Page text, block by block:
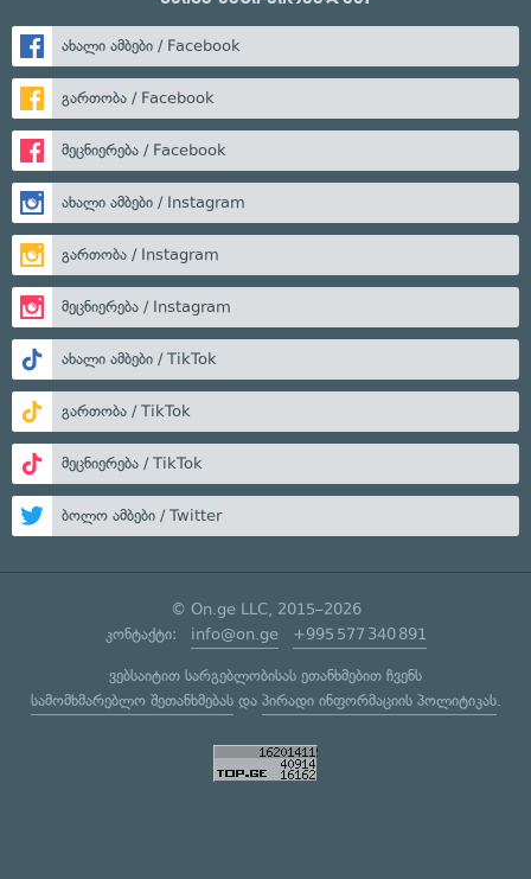
ახალი ამბები / Facebook
გართობა / Facebook
მეცნიერება / Facebook
ახალი ამბები / Instagram
გართობა / Instagram
მეცნიერება / Instagram
ახალი ამბები / TikTok
გართობა / TikTok
მეცნიერება / TikTok
ბოლო ამბები / Twitter
© On.ge LLC, 2015–2026
კონტაქტი: info@on.ge +995 577 340 891
ვებსაიტით სარგებლობისას ეთანხმებით ჩვენს
სამომხმარებლო შეთანხმებასდა პირადი ინფორმაციის პოლიტიკას.